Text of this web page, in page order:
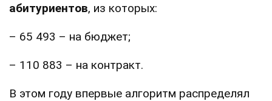
абитуриентов, из которых:
– 65 493 – на бюджет;
– 110 883 – на контракт.
В этом году впервые алгоритм распределял